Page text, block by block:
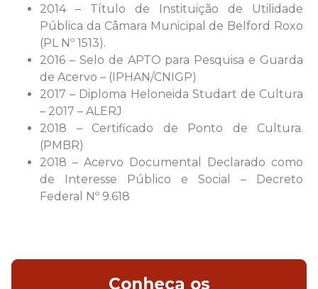
2014 – Título de Instituição de Utilidade
Pública da Câmara Municipal de Belford Roxo
(PL Nº 1513).
2016 – Selo de APTO para Pesquisa e Guarda
de Acervo – (IPHAN/CNIGP)
2017 – Diploma Heloneida Studart de Cultura
– 2017 – ALERJ
2018 – Certificado de Ponto de Cultura.
(PMBR)
2018 – Acervo Documental Declarado como
de Interesse Público e Social – Decreto
Federal Nº 9.618
Conheça os